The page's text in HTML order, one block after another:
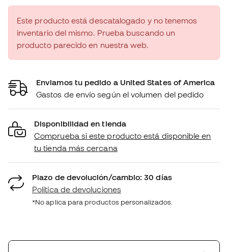
Este producto está descatalogado y no tenemos
inventario del mismo. Prueba buscando un
producto parecido en nuestra web.
Enviamos tu pedido a United States of America
Gastos de envío según el volumen del pedido
Disponibilidad en tienda
Comprueba si este producto está disponible en
tu tienda más cercana
Plazo de devolución/cambio: 30 días
Política de devoluciones
*No aplica para productos personalizados.